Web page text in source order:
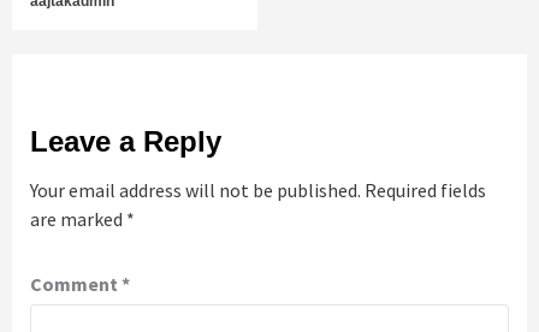
Leave a Reply
Your email address will not be published. Required fields
are marked *
Comment *